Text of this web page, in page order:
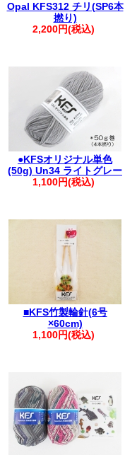
Opal KFS312 チリ(SP6本
撚り)
2,200円(税込)
●KFSオリジナル単色
(50g) Un34 ライトグレー
1,100円(税込)
■KFS竹製輪針(6号
×60cm)
1,100円(税込)